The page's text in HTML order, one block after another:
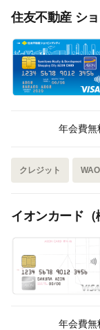
住友不動産 シ
年会費無
クレジット
イオンカード（
年会費無